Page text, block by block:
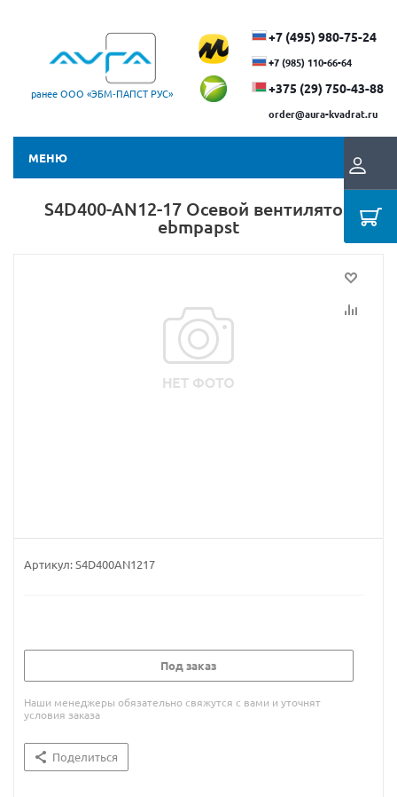
ранее ООО «ЭБМ‑ПАПСТ РУС»
+7 (495) 980-75-24
+7 (985) 110-66-64
+375 (29) ​750-43-88
order@aura-kvadrat.ru
МЕНЮ
S4D400-AN12-17 Осевой вентилятор
ebmpapst
Артикул:S4D400AN1217
Под заказ
Наши менеджеры обязательно свяжутся с вами и уточнят
условия заказа
Поделиться